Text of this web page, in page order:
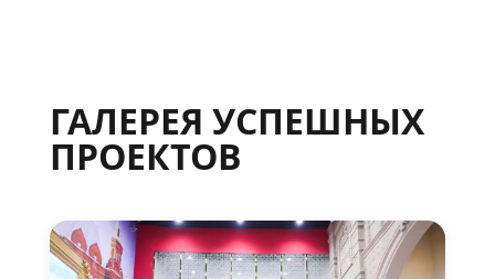
ГАЛЕРЕЯ УСПЕШНЫХ
ПРОЕКТОВ